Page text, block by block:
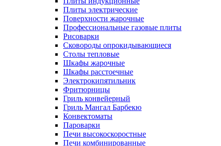
Плиты электрические
Поверхности жарочные
Профессиональные газовые плиты
Рисоварки
Сковороды опрокидывающиеся
Столы тепловые
Шкафы жарочные
Шкафы расстоечные
Электрокипятильник
Фритюрницы
Гриль конвейерный
Гриль Мангал Барбекю
Конвектоматы
Пароварки
Печи высокоскоростные
Печи комбинированные